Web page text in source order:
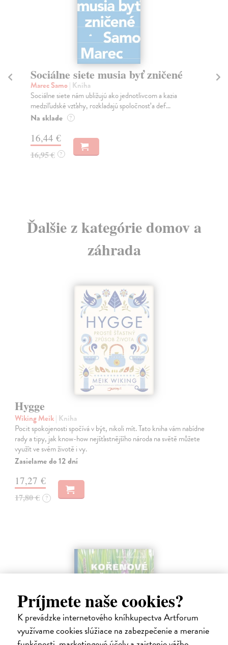
Príjmete naše cookies?
K prevádzke internetového kníhkupectva Artforum
využívame cookies slúžiace na zabezpečenie a meranie
Sociálne siete musia byť zničené
Marec Samo| Kniha
Sociálne siete nám ubližujú ako jednotlivcom a kazia
medziľudské vzťahy, rozkladajú spoločnosť a def...
Na sklade ?
16,44 €
16,95 € ?
Ďalšie z kategórie domov a
záhrada
Hygge
Wiking Meik| Kniha
Pocit spokojenosti spočívá v být, nikoli mít. Tato kniha vám nabídne
rady a tipy, jak know-how nejšťastnějšího národa na světě můžete
využít ve svém životě i vy.
Zasielame do 12 dní
17,27 €
17,80 € ?